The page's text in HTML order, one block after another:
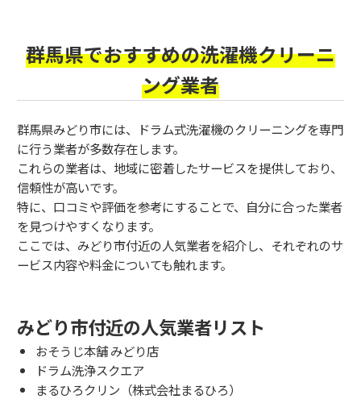
群馬県でおすすめの洗濯機クリーニ
ング業者
群馬県みどり市には、ドラム式洗濯機のクリーニングを専門
に行う業者が多数存在します。
これらの業者は、地域に密着したサービスを提供しており、
信頼性が高いです。
特に、口コミや評価を参考にすることで、自分に合った業者
を見つけやすくなります。
ここでは、みどり市付近の人気業者を紹介し、それぞれのサ
ービス内容や料金についても触れます。
みどり市付近の人気業者リスト
おそうじ本舗 みどり店
ドラム洗浄スクエア
まるひろクリン（株式会社まるひろ）